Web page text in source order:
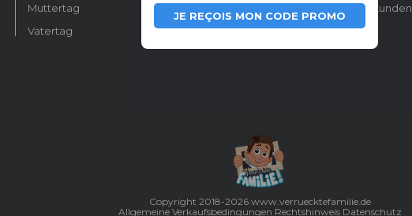
JE REÇOIS MON CODE PROMO
Muttertag
Vatertag
Das denken unsere Kunden
Preise und Größen
Copyright 2018-2026 www.verruecktefamilie.de
Allgemeine Verkaufsbedingungen Rechtshinweis Datenschutz